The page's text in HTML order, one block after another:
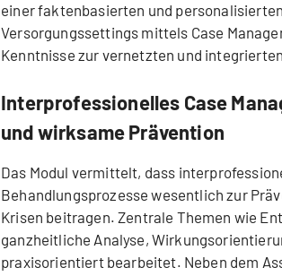
einer faktenbasierten und
Versorgungssettings mittels Case
Kenntnisse zur vernetzten und
Interprofessionelles Case
und wirksame Prävention
Das Modul vermittelt, dass
Behandlungsprozesse wesentlich zur
Krisen beitragen. Zentrale Themen wie
ganzheitliche Analyse,
praxisorientiert bearbeitet. Neben dem